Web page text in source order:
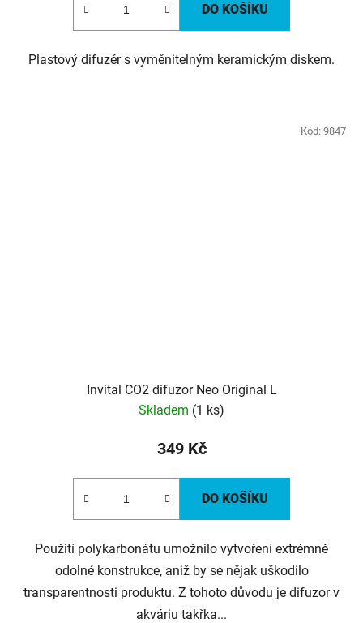
DO KOŠÍKU
Plastový difuzér s vyměnitelným keramickým diskem.
Invital CO2 difuzor Neo Original L
Skladem (1 ks)
349 Kč
DO KOŠÍKU
Použití polykarbonátu umožnilo vytvoření extrémně
odolné konstrukce, aniž by se nějak uškodilo
transparentnosti produktu. Z tohoto důvodu je difuzor v
akváriu takřka...
Kód: 9847